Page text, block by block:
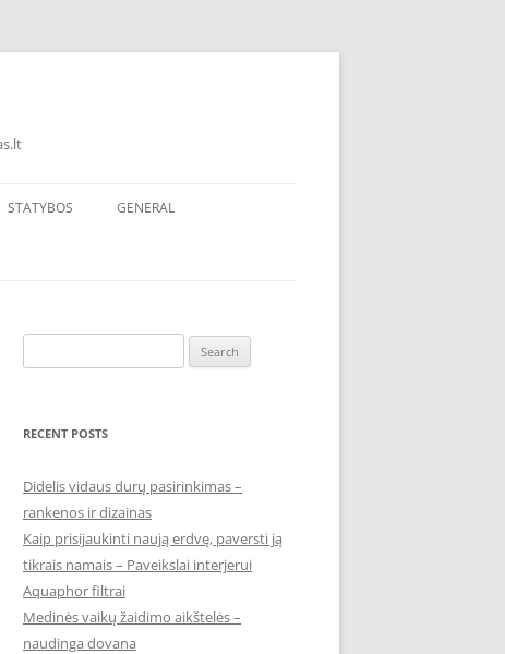
STATYBOS GENERAL
for:
RECENT POSTS
Didelis vidaus durų pasirinkimas –
rankenos ir dizainas
Kaip prisijaukinti naują erdvę, paversti ją
tikrais namais – Paveikslai interjerui
Aquaphor filtrai
Medinės vaikų žaidimo aikštelės –
naudinga dovana